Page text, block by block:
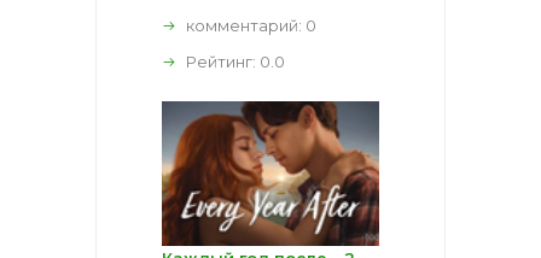
комментарий: 0
Рейтинг: 0.0